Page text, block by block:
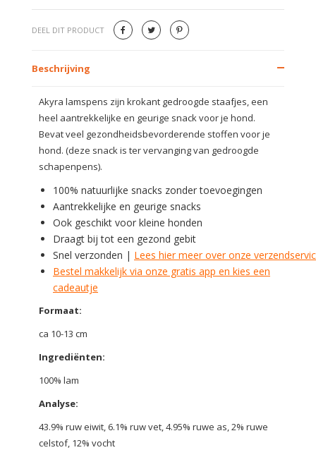
DEEL DIT PRODUCT
Beschrijving
Akyra lamspens zijn krokant gedroogde staafjes, een
heel aantrekkelijke en geurige snack voor je hond.
Bevat veel gezondheidsbevorderende stoffen voor je
hond. (deze snack is ter vervanging van gedroogde
schapenpens).
100% natuurlijke snacks zonder toevoegingen
Aantrekkelijke en geurige snacks
Ook geschikt voor kleine honden
Draagt bij tot een gezond gebit
Snel verzonden | Lees hier meer over onze
Bestel makkelijk via onze gratis app en kies een
cadeautje
Formaat:
ca 10-13 cm
Ingrediënten:
100% lam
Analyse:
43.9% ruw eiwit, 6.1% ruw vet, 4.95% ruwe as, 2% ruwe
celstof, 12% vocht